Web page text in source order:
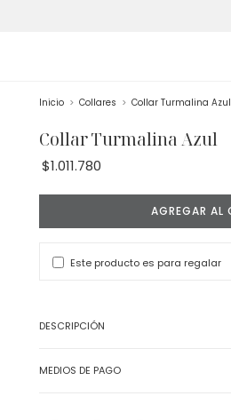
Inicio > Collares > Collar Turmalina Azul
Collar Turmalina Azul
$1.011.780
Este producto es para regalar
DESCRIPCIÓN
MEDIOS DE PAGO